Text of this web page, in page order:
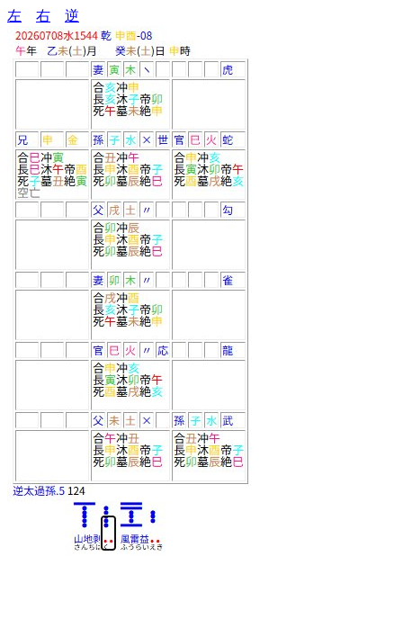
左 右 逆